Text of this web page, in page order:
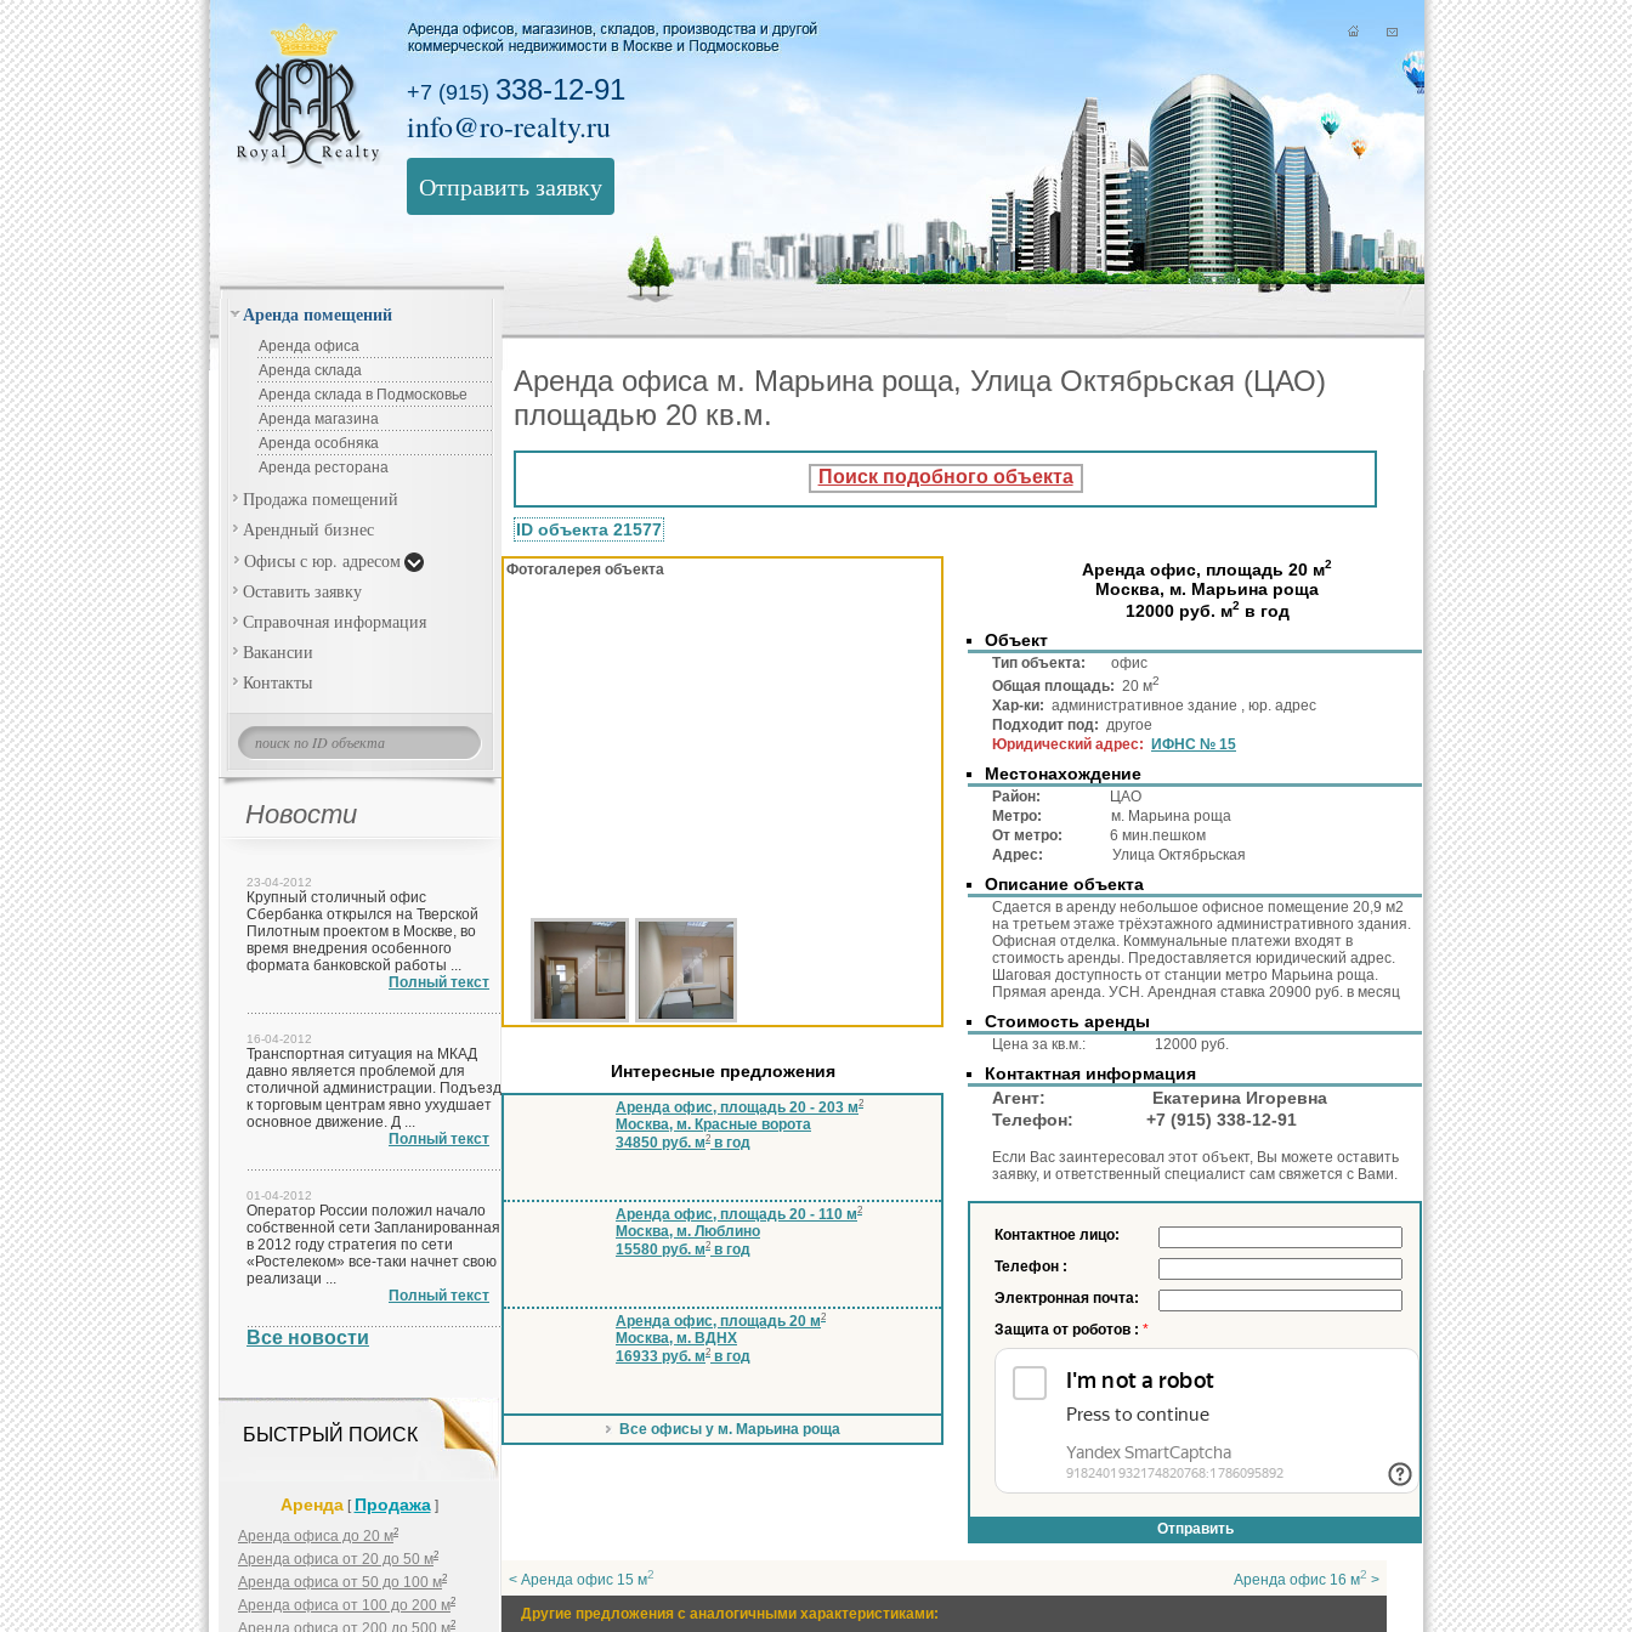
+7 (915) 338-12-91
info@ro-realty.ru
Отправить заявку
Аренда помещений
Аренда офиса
Аренда склада
Аренда склада в Подмосковье
Аренда магазина
Аренда особняка
Аренда ресторана
Продажа помещений
Арендный бизнес
Офисы с юр. адресом
Оставить заявку
Справочная информация
Вакансии
Контакты
Новости
23-04-2012
Крупный столичный офис
Сбербанка открылся на Тверской
Пилотным проектом в Москве, во
время внедрения особенного
формата банковской работы ...
Полный текст
16-04-2012
Транспортная ситуация на МКАД
давно является проблемой для
столичной администрации. Подъезд
к торговым центрам явно ухудшает
основное движение. Д ...
Полный текст
01-04-2012
Оператор России положил начало
собственной сети Запланированная
в 2012 году стратегия по сети
«Ростелеком» все-таки начнет свою
реализаци ...
Полный текст
Все новости
БЫСТРЫЙ ПОИСК
Аренда[ Продажа]
Аренда офиса до 20 м2
Аренда офиса от 20 до 50 м2
Аренда офиса от 50 до 100 м2
Аренда офиса от 100 до 200 м2
Аренда офиса от 200 до 500 м2
Аренда офиса м. Марьина роща, Улица Октябрьская (ЦАО)
площадью 20 кв.м.
Поиск подобного объекта
ID объекта 21577
Фотогалерея объекта
Интересные предложения
Аренда офис, площадь 20 - 203 м2
Москва, м. Красные ворота
34850 руб. м2 в год
Аренда офис, площадь 20 - 110 м2
Москва, м. Люблино
15580 руб. м2 в год
Аренда офис, площадь 20 м2
Москва, м. ВДНХ
16933 руб. м2 в год
Все офисы у м. Марьина роща
Аренда офис, площадь 20 м2
Москва, м. Марьина роща
12000 руб. м2в год
Объект
Тип объекта:
офис
Общая площадь: 20 м2
Хар-ки: административное здание , юр. адрес
Подходит под: другое
Юридический адрес:
ИФНС № 15
Местонахождение
Район:
ЦАО
Метро:
м. Марьина роща
От метро:
6 мин.пешком
Адрес:
Улица Октябрьская
Описание объекта
Сдается в аренду небольшое офисное помещение 20,9 м2
на третьем этаже трёхэтажного административного здания.
Офисная отделка. Коммунальные платежи входят в
стоимость аренды. Предоставляется юридический адрес.
Шаговая доступность от станции метро Марьина роща.
Прямая аренда. УСН. Арендная ставка 20900 руб. в месяц
Стоимость аренды
Цена за кв.м.: 12000 руб.
Контактная информация
Агент:
Екатерина Игоревна
Телефон:
+7 (915) 338-12-91
Если Вас заинтересовал этот объект, Вы можете оставить
заявку, и ответственный специалист сам свяжется с Вами.
Контактное лицо:
Телефон :
Электронная почта:
Защита от роботов : *
< Аренда офис 15 м2 Аренда офис 16 м2 >
Другие предложения с аналогичными характеристиками: